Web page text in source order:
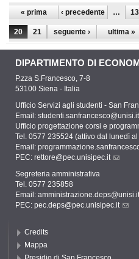
Pagine
« prima ‹ precedente … 13
20 21 seguente › ultima »
DIPARTIMENTO DI
P.zza S.Francesco, 7-8
53100 Siena - Italia
Ufficio Servizi agli studenti - San
Email: studenti.sanfrancesco@unisi.it
Ufficio progettazione corsi e
Tel. 0577 235524 (attivo dal lunedì
Email:
PEC: rettore@pec.unisipec.it
Segreteria amministrativa
Tel. 0577 235858
Email: amministrazione.deps@unisi.it
PEC: pec.deps@pec.unisipec.it
Credits
Mappa